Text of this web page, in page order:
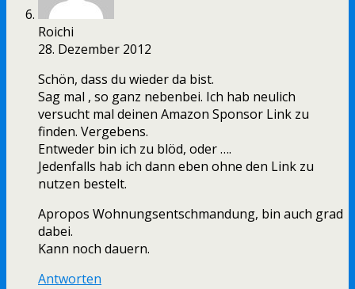
Roichi
28. Dezember 2012
Schön, dass du wieder da bist.
Sag mal , so ganz nebenbei. Ich hab neulich
versucht mal deinen Amazon Sponsor Link zu
finden. Vergebens.
Entweder bin ich zu blöd, oder ….
Jedenfalls hab ich dann eben ohne den Link zu
nutzen bestelt.
Apropos Wohnungsentschmandung, bin auch grad
dabei.
Kann noch dauern.
Antworten